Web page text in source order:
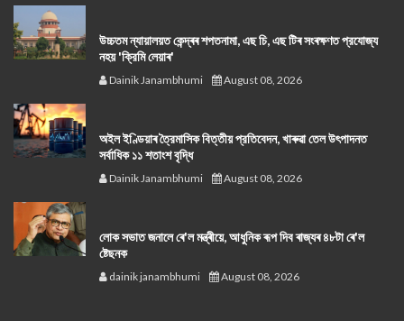
উচ্চতম ন্যায়ালয়ত কেন্দ্ৰৰ শপতনামা, এছ চি, এছ টিৰ সংৰক্ষণত প্রযোজ্য
নহয় 'ক্রিমি লেয়াৰ'
Dainik Janambhumi August 08, 2026
অইল ইণ্ডিয়াৰ ত্রৈমাসিক বিত্তীয় প্রতিবেদন, খাৰুৱা তেল উৎপাদনত
সর্বাধিক ১১ শতাংশ বৃদ্ধি
Dainik Janambhumi August 08, 2026
লোক সভাত জনালে ৰে'ল মন্ত্ৰীয়ে, আধুনিক ৰূপ দিব ৰাজ্যৰ ৪৮টা ৰে'ল
ষ্টেছনক
dainik janambhumi August 08, 2026